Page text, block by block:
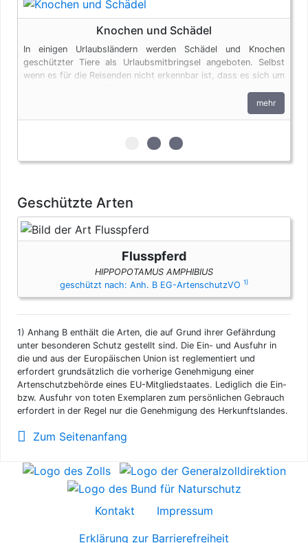
Knochen und Schädel
In einigen Urlaubsländern werden Schädel und Knochen
geschützter Tiere als Urlaubsmitbringsel angeboten. Selbst
wenn es für die Reisenden nicht erkennbar ist, dass es sich um
den artenschutzrechtlichen Bestimmungen. Bei privaten
Einfuhren zum persönlichen Gebrauch sind bis zu vier
genehmigungsfrei, wenn diese im persönlichen Gepäck
dieser Dokumentenfreiheit ausgenommen.
mehr
zur 1. geschützten
zur 2. geschützten
zur 3. geschützten
Geschützte Arten
Flusspferd
HIPPOPOTAMUS AMPHIBIUS
geschützt nach: Anh. B EG-ArtenschutzVO 1)
1) Anhang B enthält die Arten, die auf Grund ihrer Gefährdung
unter besonderen Schutz gestellt sind. Die Ein- und Ausfuhr in
die und aus der Europäischen Union ist reglementiert und
erfordert grundsätzlich die vorherige Genehmigung einer
Artenschutzbehörde eines EU-Mitgliedstaates. Lediglich die Ein-
bzw. Ausfuhr von toten Exemplaren zum persönlichen Gebrauch
erfordert in der Regel nur die Genehmigung des Herkunftslandes.
Zum Seitenanfang
Kontakt
Impressum
Erklärung zur Barrierefreiheit